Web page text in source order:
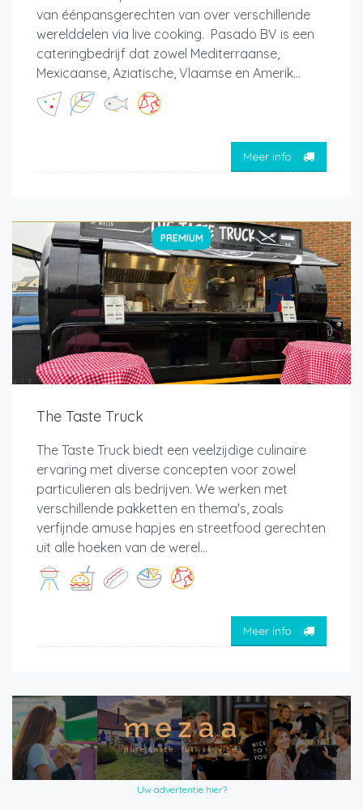
van éénpansgerechten van over verschillende
werelddelen via live cooking. Pasado BV is een
cateringbedrijf dat zowel Mediterraanse,
Mexicaanse, Aziatische, Vlaamse en Amerik...
Meer info
PREMIUM
The Taste Truck
The Taste Truck biedt een veelzijdige culinaire
ervaring met diverse concepten voor zowel
particulieren als bedrijven. We werken met
verschillende pakketten en thema's, zoals
verfijnde amuse hapjes en streetfood gerechten
uit alle hoeken van de werel...
Meer info
Uw advertentie hier?